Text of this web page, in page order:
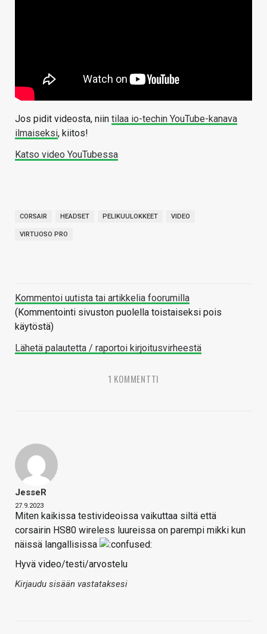
Jos pidit videosta, niin tilaa io-techin YouTube-kanava
ilmaiseksi, kiitos!
Katso video YouTubessa
CORSAIR HEADSET PELIKUULOKKEET VIDEO
VIRTUOSO PRO
Kommentoi uutista tai artikkelia foorumilla
(Kommentointi sivuston puolella toistaiseksi pois
käytöstä)
Lähetä palautetta / raportoi kirjoitusvirheestä
1 KOMMENTTI
JesseR
27.9.2023
Miten kaikissa testivideoissa vaikuttaa siltä että
corsairin HS80 wireless luureissa on parempi mikki kun
näissä langallisissa
Hyvä video/testi/arvostelu
Kirjaudu sisään vastataksesi